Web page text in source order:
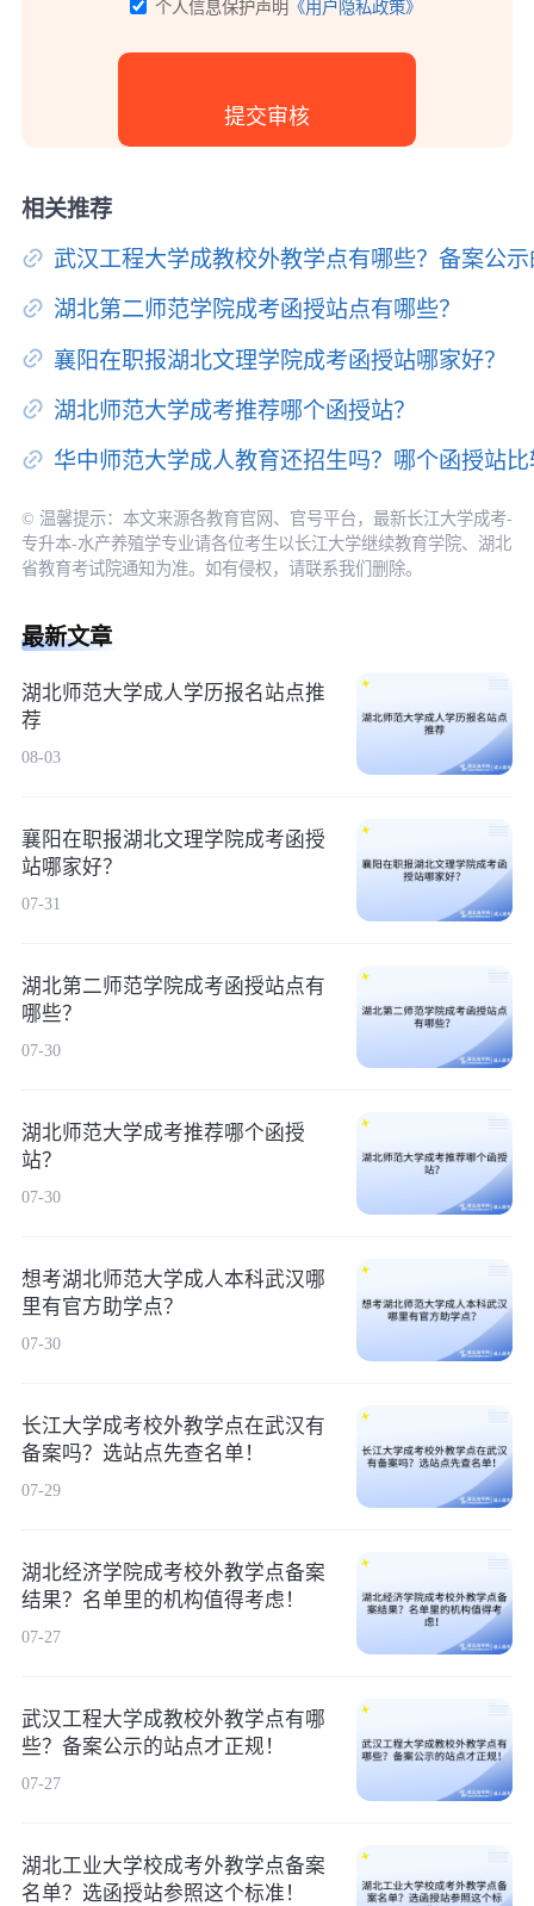
个人信息保护声明 《用户隐私政策》
相关推荐
武汉工程大学成教校外教学点有哪些？备案公
湖北第二师范学院成考函授站点有哪些？
襄阳在职报湖北文理学院成考函授站哪家好？
湖北师范大学成考推荐哪个函授站？
华中师范大学成人教育还招生吗？哪个函授站
© 温馨提示：本文来源各教育官网、官号平台，最新长江大学成考-
专升本-水产养殖学专业请各位考生以长江大学继续教育学院、湖北
省教育考试院通知为准。如有侵权，请联系我们删除。
最新文章
湖北师范大学成人学历报名站点推
荐
08-03
襄阳在职报湖北文理学院成考函授
站哪家好？
07-31
湖北第二师范学院成考函授站点有
哪些？
07-30
湖北师范大学成考推荐哪个函授
站？
07-30
想考湖北师范大学成人本科武汉哪
里有官方助学点？
07-30
长江大学成考校外教学点在武汉有
备案吗？选站点先查名单！
07-29
湖北经济学院成考校外教学点备案
结果？名单里的机构值得考虑！
07-27
武汉工程大学成教校外教学点有哪
些？备案公示的站点才正规！
07-27
湖北工业大学校成考外教学点备案
名单？选函授站参照这个标准！